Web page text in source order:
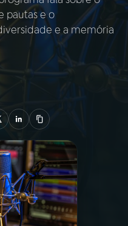
pautas e o
e a memória